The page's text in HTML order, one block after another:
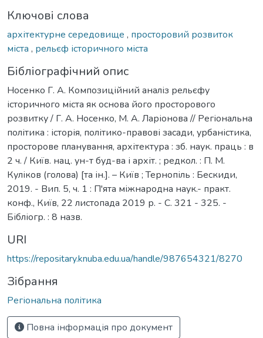
Ключові слова
архітектурне середовище , просторовий розвиток
міста , рельєф історичного міста
Бібліографічний опис
Носенко Г. А. Композиційний аналіз рельєфу
історичного міста як основа його просторового
розвитку / Г. А. Носенко, М. А. Ларіонова // Регіональна
політика : історія, політико-правові засади, урбаністика,
просторове планування, архітектура : зб. наук. праць : в
2 ч. / Київ. нац. ун-т буд-ва і архіт. ; редкол. : П. М.
Куліков (голова) [та ін.]. – Київ ; Тернопіль : Бескиди,
2019. - Вип. 5, ч. 1 : П'ята міжнародна наук.- практ.
конф., Київ, 22 листопада 2019 р. - С. 321 - 325. -
Бібліогр. : 8 назв.
URI
https://repositary.knuba.edu.ua/handle/987654321/8270
Зібрання
Регіональна політика
Повна інформація про документ